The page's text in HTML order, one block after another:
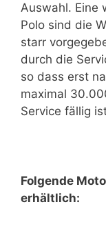
Auswahl. Eine
Polo sind die
starr
durch die
so dass erst
maximal
Service fällig
Folgende
erhältlich: